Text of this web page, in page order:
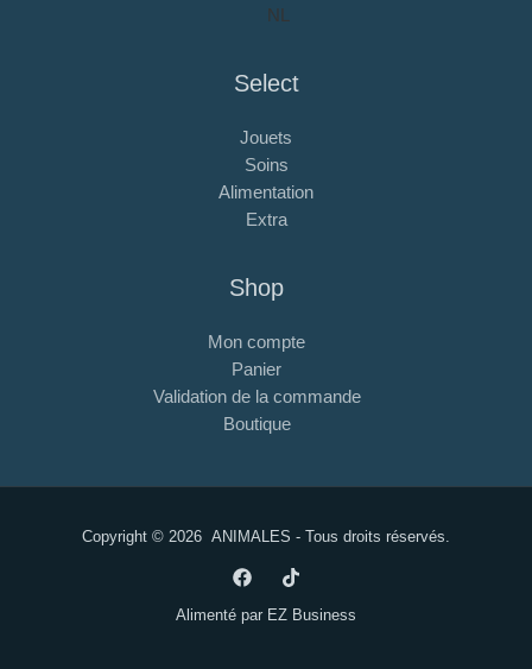
NL
Select
Jouets
Soins
Alimentation
Extra
Shop
Mon compte
Panier
Validation de la commande
Boutique
Copyright © 2026 ANIMALES - Tous droits réservés.
Alimenté par EZ Business